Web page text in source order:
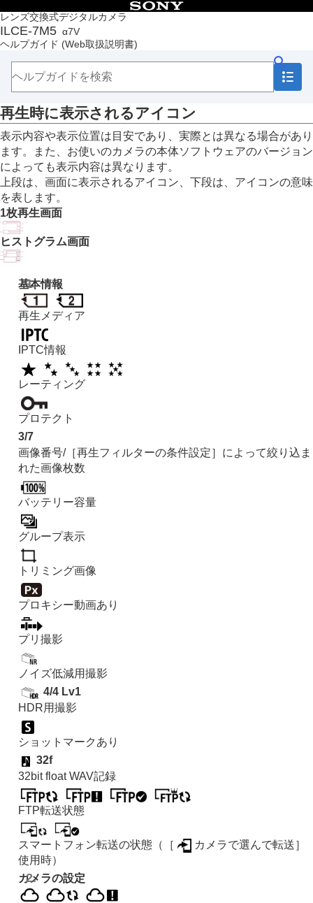
レンズ交換式デジタルカメラ
ILCE-7M5 α7V
ヘルプガイド (Web取扱説明書)
目次
トップページ
ヘルプガイドの使いかた
本体と付属品を確認する
本機の基本操作
準備/基本的な撮影
MENU一覧から機能を探す
撮影機能を活用する
カメラをカスタマイズする
再生する
カメラの設定を変更する
スマートフォンでできること
パソコンでできること
クラウドサービスを利用する
資料
アクセサリーについて
縦位置グリップについて
マウントアダプターについて
マルチバッテリーアダプターキットについて
バッテリーの使用時間と撮影可能枚数
静止画の記録可能枚数
動画の記録可能時間
モニターに表示されるアイコン一覧
動画撮影時に表示されるアイコン
初期値一覧
主な仕様
ライセンスについて
故障かな？と思ったら
再生時に表示されるアイコン
表示内容や表示位置は目安であり、実際とは異なる場合があり
ます。また、お使いのカメラの本体ソフトウェアのバージョン
によっても表示内容は異なります。
上段は、画面に表示されるアイコン、下段は、アイコンの意味
を表します。
1枚再生画面
ヒストグラム画面
基本情報
再生メディア
IPTC情報
レーティング
プロテクト
3/7
画像番号/［再生フィルターの条件設定］ によって絞り込ま
れた画像枚数
バッテリー容量
グループ表示
トリミング画像
プロキシー動画あり
プリ撮影
ノイズ低減用撮影
4/4 Lv1
HDR用撮影
ショットマークあり
32f
32bit float WAV記録
FTP転送状態
スマートフォン転送の状態（ ［
カメラで選んで転送］
使用時）
カメラの設定